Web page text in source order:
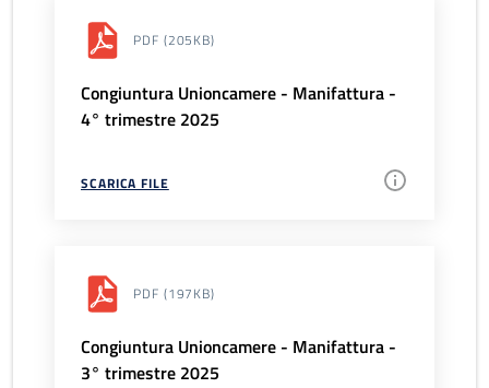
PDF (205KB)
Congiuntura Unioncamere - Manifattura -
4° trimestre 2025
SCARICA FILE
PDF (197KB)
Congiuntura Unioncamere - Manifattura -
3° trimestre 2025